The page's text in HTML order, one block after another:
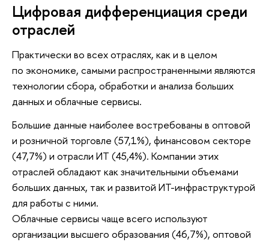
Цифровая дифференциация среди
отраслей
Практически во всех отраслях, как и в целом
по экономике, самыми распространенными являются
технологии сбора, обработки и анализа больших
данных и облачные сервисы.
Большие данные наиболее востребованы в оптовой
и розничной торговле (57,1%), финансовом секторе
(47,7%) и отрасли ИТ (45,4%). Компании этих
отраслей обладают как значительными объемами
больших данных, так и развитой ИТ-инфраструктурой
для работы с ними.
Облачные сервисы чаще всего используют
организации высшего образования (46,7%), оптовой